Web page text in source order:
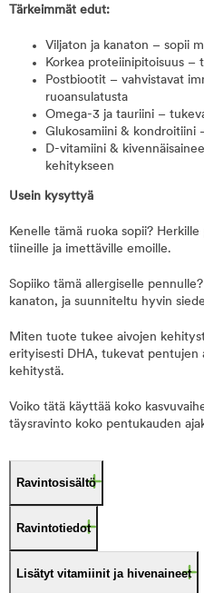
Tärkeimmät edut:
Viljaton ja kanaton – sopii
Korkea proteiinipitoisuus –
Postbiootit – vahvistavat
ruoansulatusta
Omega-3 ja tauriini –
Glukosamiini & kondroitiini
D-vitamiini &
kehitykseen
Usein kysyttyä
Kenelle tämä ruoka sopii?
tiineille ja imettäville emoille.
Sopiiko tämä allergiselle
kanaton, ja suunniteltu hyvin
Miten tuote tukee aivojen
erityisesti DHA, tukevat pentujen
kehitystä.
Voiko tätä käyttää koko
täysravinto koko pentukauden
Ravintosisältö
Ravintotiedot
Lisätyt vitamiinit ja hivenaineet